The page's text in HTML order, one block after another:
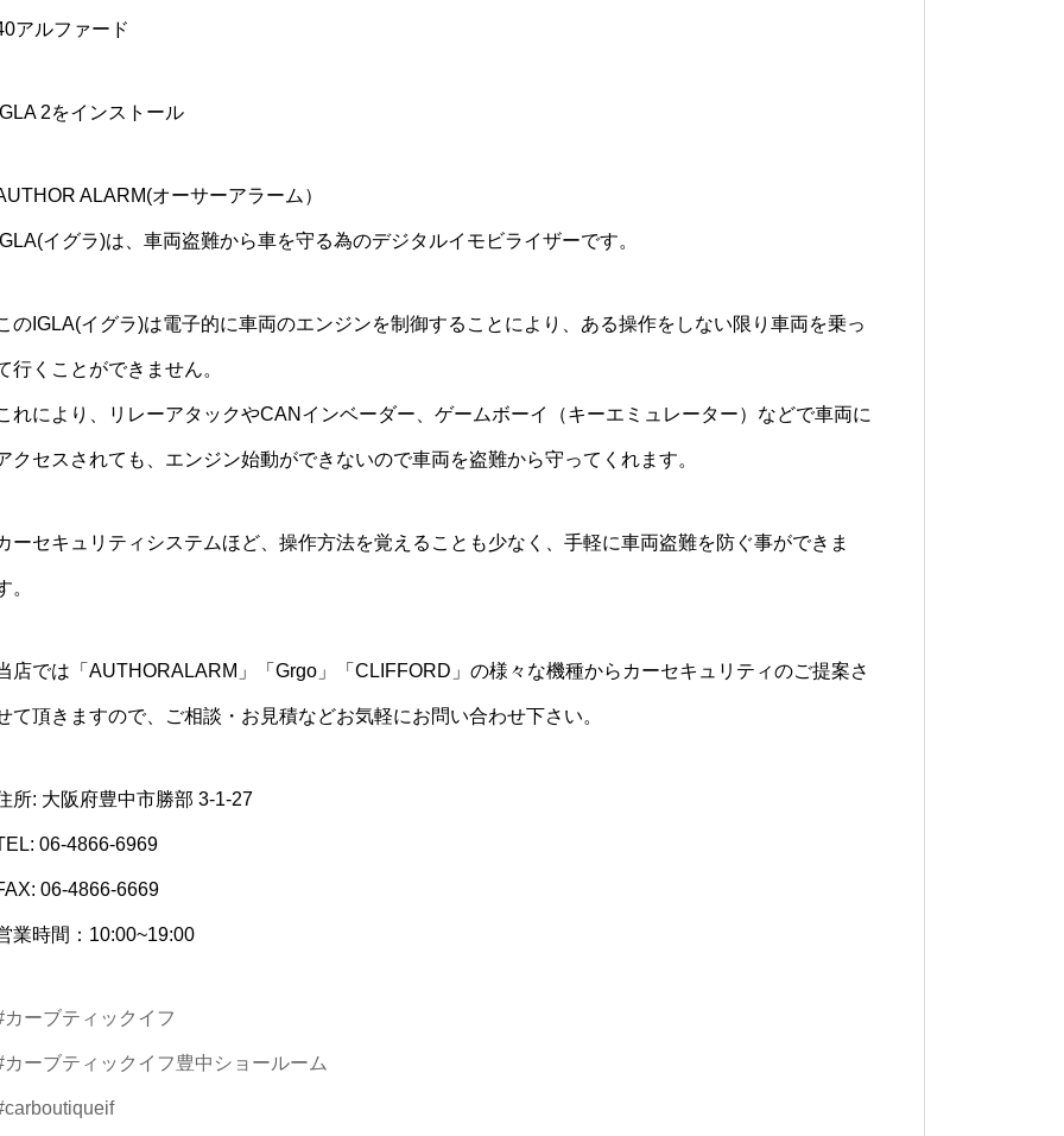
アルファード
2をインストール
ALARM(オーサーアラーム）
イグラ)は、車両盗難から車を守る為のデジタルイモビライザーです。
のIGLA(イグラ)は電子的に車両のエンジンを制御することにより、ある操作をしない限り車両を乗っ
行くことができません。
れにより、リレーアタックやCANインベーダー、ゲームボーイ（キーエミュレーター）などで車両に
クセスされても、エンジン始動ができないので車両を盗難から守ってくれます。
ーセキュリティシステムほど、操作方法を覚えることも少なく、手軽に車両盗難を防ぐ事ができま
。
店では「AUTHORALARM」「Grgo」「CLIFFORD」の様々な機種からカーセキュリティのご提案さ
て頂きますので、ご相談・お見積などお気軽にお問い合わせ下さい。
所: 大阪府豊中市勝部 3-1-27
06-4866-6969
06-4866-6669
業時間：10:00~19:00
カーブティックイフ
カーブティックイフ豊中ショールーム